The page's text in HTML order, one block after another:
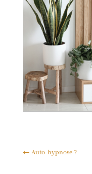
← Auto-hypnose ?